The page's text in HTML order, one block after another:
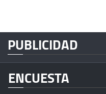
PUBLICIDAD
ENCUESTA